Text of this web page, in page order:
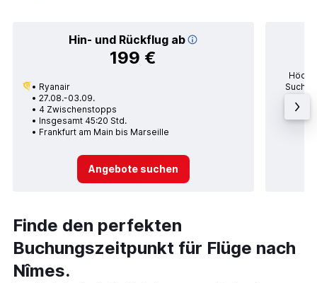
Hin- und Rückflug ab
199 €
Ryanair
27.08.-03.09.
4 Zwischenstopps
Insgesamt 45:20 Std.
Frankfurt am Main bis Marseille
Angebote suchen
Finde den perfekten
Buchungszeitpunkt für Flüge nach
Nîmes.